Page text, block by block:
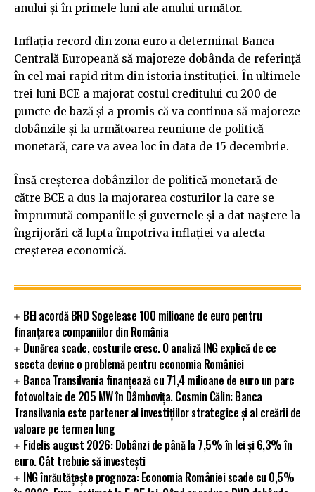
anului şi în primele luni ale anului următor.
Inflaţia record din zona euro a determinat Banca
Centrală Europeană să majoreze dobânda de referinţă
în cel mai rapid ritm din istoria instituţiei. În ultimele
trei luni BCE a majorat costul creditului cu 200 de
puncte de bază şi a promis că va continua să majoreze
dobânzile şi la următoarea reuniune de politică
monetară, care va avea loc în data de 15 decembrie.
Însă creşterea dobânzilor de politică monetară de
către BCE a dus la majorarea costurilor la care se
împrumută companiile şi guvernele şi a dat naştere la
îngrijorări că lupta împotriva inflaţiei va afecta
creşterea economică.
BEI acordă BRD Sogelease 100 milioane de euro pentru
finanțarea companiilor din România
Dunărea scade, costurile cresc. O analiză ING explică de ce
seceta devine o problemă pentru economia României
Banca Transilvania finanțează cu 71,4 milioane de euro un parc
fotovoltaic de 205 MW în Dâmbovița. Cosmin Călin: Banca
Transilvania este partener al investițiilor strategice și al creării de
valoare pe termen lung
Fidelis august 2026: Dobânzi de până la 7,5% în lei și 6,3% în
euro. Cât trebuie să investești
ING înrăutățește prognoza: Economia României scade cu 0,5%